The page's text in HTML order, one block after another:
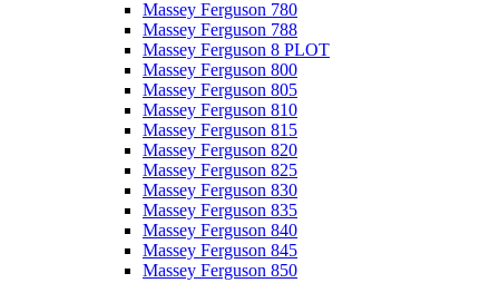
Massey Ferguson 780
Massey Ferguson 788
Massey Ferguson 8 PLOT
Massey Ferguson 800
Massey Ferguson 805
Massey Ferguson 810
Massey Ferguson 815
Massey Ferguson 820
Massey Ferguson 825
Massey Ferguson 830
Massey Ferguson 835
Massey Ferguson 840
Massey Ferguson 845
Massey Ferguson 850